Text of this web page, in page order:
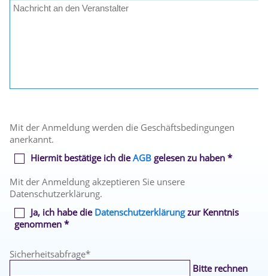
Mit der Anmeldung werden die Geschäftsbedingungen
anerkannt.
Hiermit bestätige ich dieAGB gelesen zu haben *
Mit der Anmeldung akzeptieren Sie unsere
Datenschutzerklärung.
Ja, ich habe die Datenschutzerklärungzur Kenntnis
genommen *
Sicherheitsabfrage*
Bitte rechnen